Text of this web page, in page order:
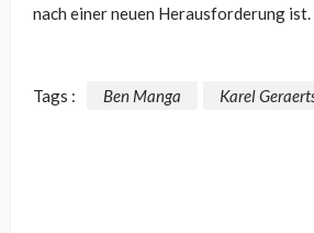
nach einer neuen Herausforderung ist.
Tags : Ben Manga Karel